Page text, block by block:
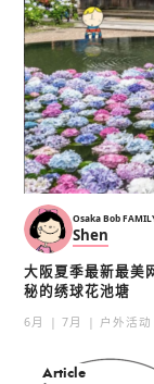
Osaka Bob
Shen
大阪夏季最新最美
秘的绣球花池塘
6月 7月 户外活动
Article